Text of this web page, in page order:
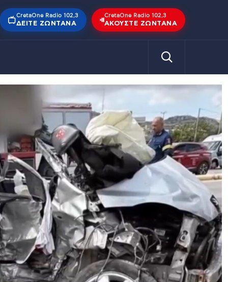
CretaOne Radio 102,3
ΔΕΊΤΕ ΖΩΝΤΑΝΆ
CretaOne Radio 102,3
ΑΚΟΎΣΤΕ ΖΩΝΤΑΝΆ